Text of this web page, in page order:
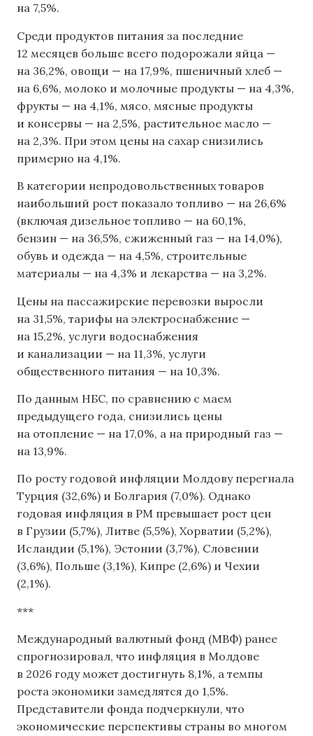
на 7,5%.
Среди продуктов питания за последние
12 месяцев больше всего подорожали яйца —
на 36,2%, овощи — на 17,9%, пшеничный хлеб —
на 6,6%, молоко и молочные продукты — на 4,3%,
фрукты — на 4,1%, мясо, мясные продукты
и консервы — на 2,5%, растительное масло —
на 2,3%. При этом цены на сахар снизились
примерно на 4,1%.
В категории непродовольственных товаров
наибольший рост показало топливо — на 26,6%
(включая дизельное топливо — на 60,1%,
бензин — на 36,5%, сжиженный газ — на 14,0%),
обувь и одежда — на 4,5%, строительные
материалы — на 4,3% и лекарства — на 3,2%.
Цены на пассажирские перевозки выросли
на 31,5%, тарифы на электроснабжение —
на 15,2%, услуги водоснабжения
и канализации — на 11,3%, услуги
общественного питания — на 10,3%.
По данным НБС, по сравнению с маем
предыдущего года, снизились цены
на отопление — на 17,0%, а на природный газ —
на 13,9%.
По росту годовой инфляции Молдову перегнала
Турция (32,6%) и Болгария (7,0%). Однако
годовая инфляция в РМ превышает рост цен
в Грузии (5,7%), Литве (5,5%), Хорватии (5,2%),
Исландии (5,1%), Эстонии (3,7%), Словении
(3,6%), Польше (3,1%), Кипре (2,6%) и Чехии
(2,1%).
***
Международный валютный фонд (МВФ) ранее
спрогнозировал, что инфляция в Молдове
в 2026 году может достигнуть 8,1%, а темпы
роста экономики замедлятся до 1,5%.
Представители фонда подчеркнули, что
экономические перспективы страны во многом